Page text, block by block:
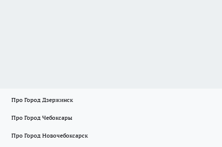
Про Город Дзержинск
Про Город Чебоксары
Про Город Новочебоксарск